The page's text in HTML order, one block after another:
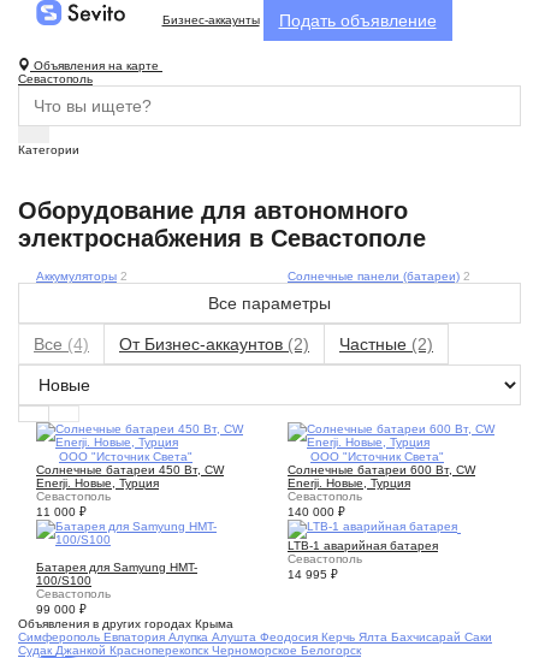
Бизнес-аккаунты Подать объявление
Объявления на карте
Севастополь
Категории
Оборудование для автономного
электроснабжения в Севастополе
Аккумуляторы 2 Солнечные панели (батареи) 2
Все параметры
Все (4) От Бизнес-аккаунтов (2) Частные (2)
ООО "Источник Света"
Солнечные батареи 450 Вт, CW
Enerji. Новые, Турция
Севастополь
11 000 ₽
ООО "Источник Света"
Солнечные батареи 600 Вт, CW
Enerji. Новые, Турция
Севастополь
140 000 ₽
Батарея для Samyung HMT-
100/S100
Севастополь
99 000 ₽
LTB-1 аварийная батарея
Севастополь
14 995 ₽
Объявления в других городах Крыма
Симферополь Евпатория Алупка Алушта Феодосия Керчь Ялта Бахчисарай Саки
Судак Джанкой Красноперекопск Черноморское Белогорск